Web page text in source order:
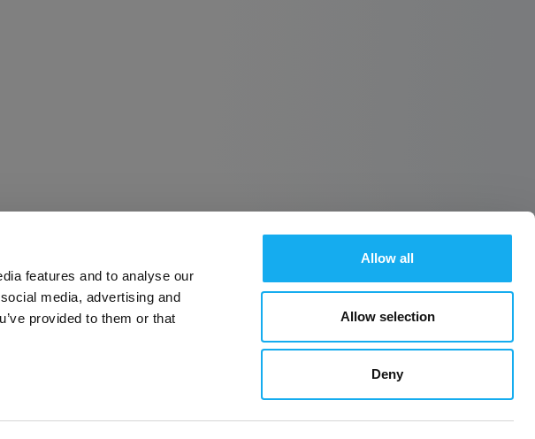
features and to analyse our
media, advertising and
provided to them or that
Allow all
Allow selection
Deny
Guide til 3D-printning: Almindelige
problemer, årsager og løsninger